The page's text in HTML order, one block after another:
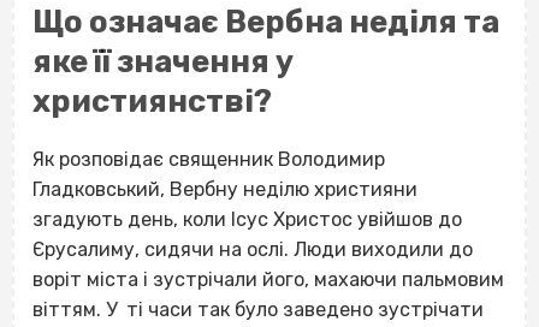
Що означає Вербна неділя та
яке її значення у
християнстві?
Як розповідає священник Володимир
Гладковський, Вербну неділю християни
згадують день, коли Ісус Христос увійшов до
Єрусалиму, сидячи на ослі. Люди виходили до
воріт міста і зустрічали його, махаючи пальмовим
віттям. У ті часи так було заведено зустрічати